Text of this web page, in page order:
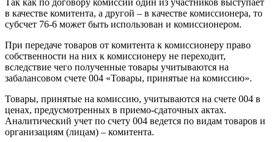
в качестве комитента, а другой – в качестве комиссионера, то
субсчет 76-6 может быть использован и комиссионером.
При передаче товаров от комитента к комиссионеру право
собственности на них к комиссионеру не переходит,
вследствие чего полученные товары учитываются на
забалансовом счете 004 «Товары, принятые на комиссию».
Товары, принятые на комиссию, учитываются на счете 004 в
ценах, предусмотренных в приемо-сдаточных актах.
Аналитический учет по счету 004 ведется по видам товаров и
организациям (лицам) – комитента.